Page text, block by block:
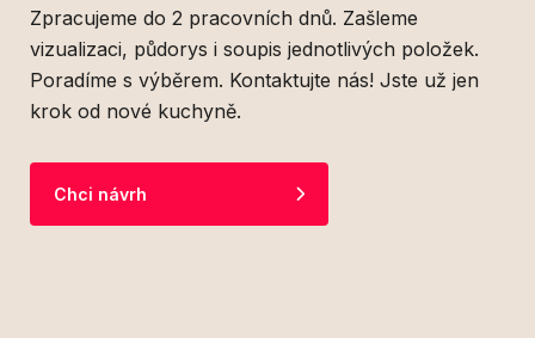
Zpracujeme do 2 pracovních dnů. Zašleme
vizualizaci, půdorys i soupis jednotlivých položek.
Poradíme s výběrem. Kontaktujte nás! Jste už jen
krok od nové kuchyně.
Chci návrh